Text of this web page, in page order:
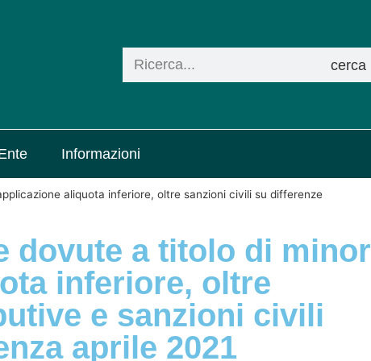
cerca
Informazioni
aliquota inferiore, oltre sanzioni civili su differenze
dovute a titolo di minor
inferiore, oltre
e sanzioni civili
aprile 2021